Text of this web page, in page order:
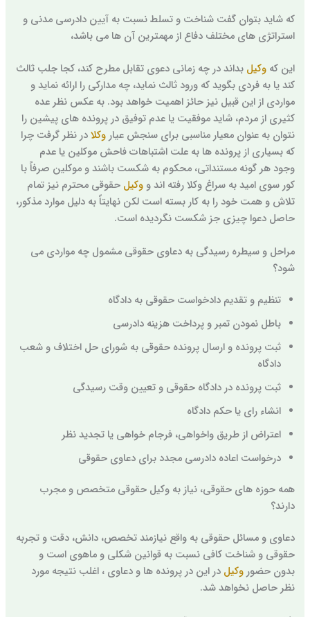
که شاید بتوان گفت شناخت و تسلط نسبت به آیین دادرسی مدنی و
استراتژی های مختلف دفاع از مهمترین آن ها می باشد،
این کهوکیل بداند در چه زمانی دعوی تقابل مطرح کند، کجا جلب ثالث
کند یا به فردی بگوید که ورود ثالث نماید، چه مدارکی را ارائه نماید و
مواردی از این قبیل نیز حائز اهمیت خواهد بود. به عکس نظر عده
کثیری از مردم، شاید موفقیت یا عدم توفیق در پرونده های پیشین را
نتوان به عنوان معیار مناسبی برای سنجش عیاروکلادر نظر گرفت چرا
که بسیاری از پرونده ها به علت اشتباهات فاحش موکلین یا عدم
وجود هر گونه مستنداتی، محکوم به شکست باشند و موکلین صرفاً با
کور سوی امید به سراغ وکلا رفته اند ووکیل حقوقی محترم نیز تمام
تلاش و همت خود را به کار بسته است لکن نهایتاً به دلیل موارد مذکور،
حاصل دعوا چیزی جز شکست نگردیده است.
مراحل و سیطره رسیدگی به دعاوی حقوقی مشمول چه مواردی می
شود؟
تنظیم و تقدیم دادخواست حقوقی به دادگاه
باطل نمودن تمبر و پرداخت هزینه دادرسی
ثبت پرونده و ارسال پرونده حقوقی به شورای حل اختلاف و شعب
دادگاه
ثبت پرونده در دادگاه حقوقی و تعیین وقت رسیدگی
انشاء رای یا حکم دادگاه
اعتراض از طریق واخواهی، فرجام خواهی یا تجدید نظر
درخواست اعاده دادرسی مجدد برای دعاوی حقوقی
همه حوزه های حقوقی، نیاز به وکیل حقوقی متخصص و مجرب
دارند؟
دعاوی و مسائل حقوقی به واقع نیازمند تخصص، دانش، دقت و تجربه
حقوقی و شناخت کافی نسبت به قوانین شکلی و ماهوی است و
بدون حضوروکیلدر این در پرونده ها و دعاوی ، اغلب نتیجه مورد
نظر حاصل نخواهد شد.